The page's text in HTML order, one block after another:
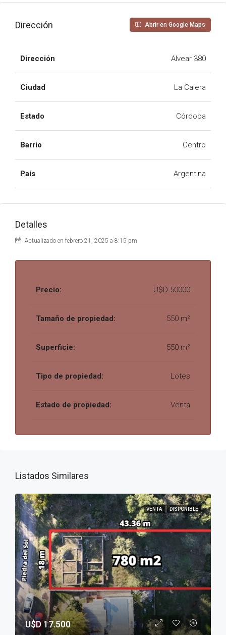
Dirección Abrir en Google Maps
Dirección Alvear 380
Ciudad La Calera
Estado Córdoba
Barrio Centro
País Argentina
Detalles
Actualizado en febrero 21, 2025 a 8:15 pm
Precio: U$D 50000
Tamaño de propiedad: 550 m²
Superficie: 550 m²
Tipo de propiedad: Lotes
Estado de propiedad: Venta
Listados Similares
VENTA DISPONIBLE
U$D 17.500